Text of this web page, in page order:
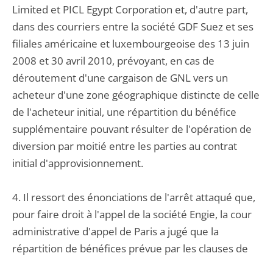
Limited et PICL Egypt Corporation et, d'autre part,
dans des courriers entre la société GDF Suez et ses
filiales américaine et luxembourgeoise des 13 juin
2008 et 30 avril 2010, prévoyant, en cas de
déroutement d'une cargaison de GNL vers un
acheteur d'une zone géographique distincte de celle
de l'acheteur initial, une répartition du bénéfice
supplémentaire pouvant résulter de l'opération de
diversion par moitié entre les parties au contrat
initial d'approvisionnement.
4. Il ressort des énonciations de l'arrêt attaqué que,
pour faire droit à l'appel de la société Engie, la cour
administrative d'appel de Paris a jugé que la
répartition de bénéfices prévue par les clauses de